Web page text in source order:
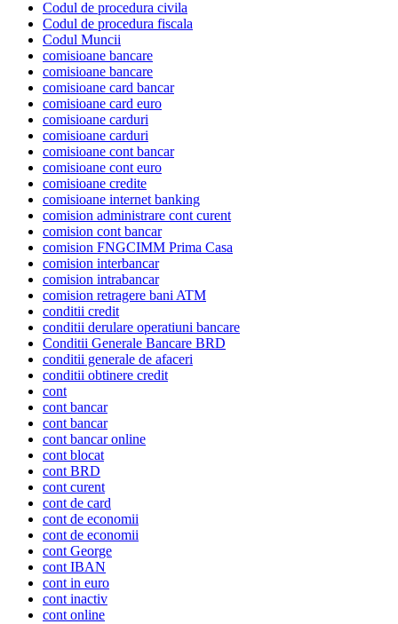
Codul de procedura civila
Codul de procedura fiscala
Codul Muncii
comisioane bancare
comisioane bancare
comisioane card bancar
comisioane card euro
comisioane carduri
comisioane carduri
comisioane cont bancar
comisioane cont euro
comisioane credite
comisioane internet banking
comision administrare cont curent
comision cont bancar
comision FNGCIMM Prima Casa
comision interbancar
comision intrabancar
comision retragere bani ATM
conditii credit
conditii derulare operatiuni bancare
Conditii Generale Bancare BRD
conditii generale de afaceri
conditii obtinere credit
cont
cont bancar
cont bancar
cont bancar online
cont blocat
cont BRD
cont curent
cont de card
cont de economii
cont de economii
cont George
cont IBAN
cont in euro
cont inactiv
cont online